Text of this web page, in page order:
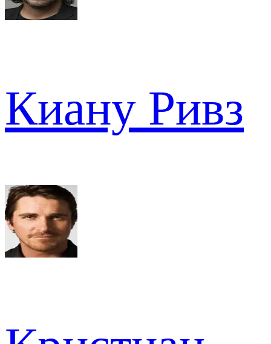
Киану Ривз